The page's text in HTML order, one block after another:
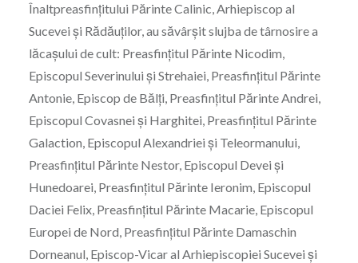
Înaltpreasfințitului Părinte Calinic, Arhiepiscop al
Sucevei și Rădăuților, au săvârșit slujba de târnosire a
lăcașului de cult: Preasfințitul Părinte Nicodim,
Episcopul Severinului și Strehaiei, Preasfințitul Părinte
Antonie, Episcop de Bălți, Preasfințitul Părinte Andrei,
Episcopul Covasnei și Harghitei, Preasfințitul Părinte
Galaction, Episcopul Alexandriei și Teleormanului,
Preasfințitul Părinte Nestor, Episcopul Devei și
Hunedoarei, Preasfințitul Părinte Ieronim, Episcopul
Daciei Felix, Preasfințitul Părinte Macarie, Episcopul
Europei de Nord, Preasfințitul Părinte Damaschin
Dorneanul, Episcop-Vicar al Arhiepiscopiei Sucevei și